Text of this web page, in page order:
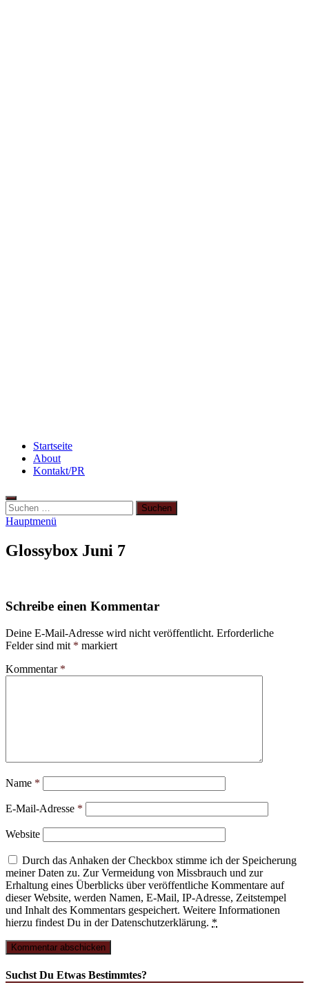
Startseite
About
Kontakt/PR
Suchen
nach:
Hauptmenü
Glossybox Juni 7
Schreibe einen Kommentar
Deine E-Mail-Adresse wird nicht veröffentlicht. Erforderliche
Felder sind mit * markiert
Kommentar *
Name *
E-Mail-Adresse *
Website
Durch das Anhaken der Checkbox stimme ich der Speicherung
meiner Daten zu. Zur Vermeidung von Missbrauch und zur
Erhaltung eines Überblicks über veröffentliche Kommentare auf
dieser Website, werden Namen, E-Mail, IP-Adresse, Zeitstempel
und Inhalt des Kommentars gespeichert. Weitere Informationen
hierzu findest Du in der Datenschutzerklärung. *
Suchst Du Etwas Bestimmtes?